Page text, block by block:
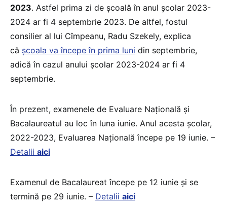
2023. Astfel prima zi de școală în anul școlar 2023-
2024 ar fi 4 septembrie 2023. De altfel, fostul
consilier al lui Cîmpeanu, Radu Szekely, explica
că școala va începe în prima luni din septembrie,
adică în cazul anului școlar 2023-2024 ar fi 4
septembrie.
În prezent, examenele de Evaluare Națională și
Bacalaureatul au loc în luna iunie. Anul acesta școlar,
2022-2023, Evaluarea Națională începe pe 19 iunie. –
Detalii aici
Examenul de Bacalaureat începe pe 12 iunie și se
termină pe 29 iunie. – Detalii aici